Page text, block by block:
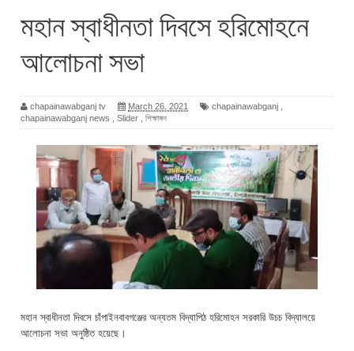
মহান স্বাধীনতা দিবসে হরিমোহনে
আলোচনা সভা
chapainawabganj tv March 26, 2021 chapainawabganj
chapainawabganj news
Slider শিক্ষাঙ্গন
মহান স্বাধীনতা দিবসে চাঁপাইনবাবগঞ্জের অন্যতম বিদ্যাপিঠ হরিমোহন সরকারি উচচ বিদ্যালয়ে
আলোচনা সভা অনুষ্ঠিত হয়েছে।